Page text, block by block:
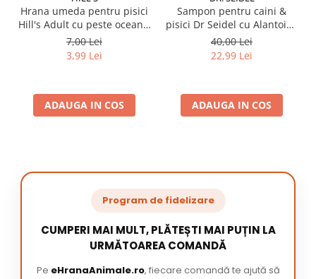
Hrana umeda pentru pisici
Hill's Adult cu peste oceanic
85 gr
7,00 Lei
3,99 Lei
ADAUGA IN COS
Sampon pentru caini &
pisici Dr Seidel cu Alantoina
220 ml
40,00 Lei
22,99 Lei
ADAUGA IN COS
Program de fidelizare
CUMPERI MAI MULT, PLĂTEȘTI MAI PUȚIN LA
URMĂTOAREA COMANDĂ
Pe eHranaAnimale.ro, fiecare comandă te ajută să